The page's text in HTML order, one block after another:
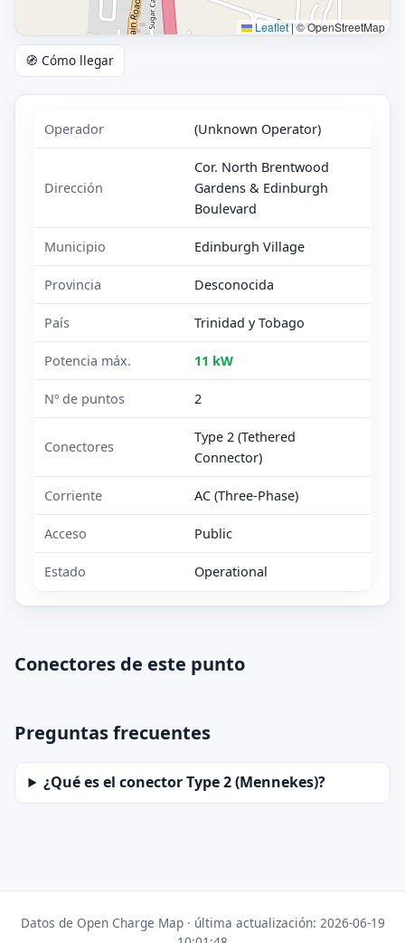
Leaflet|© OpenStreetMap
🧭 Cómo llegar
Operador (Unknown Operator)
Dirección
Cor. North Brentwood
Gardens & Edinburgh
Boulevard
Municipio Edinburgh Village
Provincia Desconocida
País Trinidad y Tobago
Potencia máx. 11 kW
Nº de puntos 2
Conectores
Type 2 (Tethered
Connector)
Corriente AC (Three-Phase)
Acceso Public
Estado Operational
Conectores de este punto
Preguntas frecuentes
¿Qué es el conector Type 2 (Mennekes)?
Datos de Open Charge Map · última actualización: 2026-06-19